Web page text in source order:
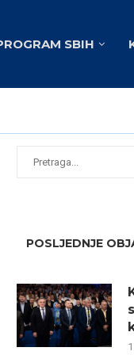
SBIH
POSLJEDNJE